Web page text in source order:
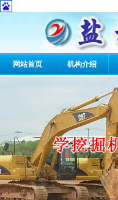
网站首页 机构介绍